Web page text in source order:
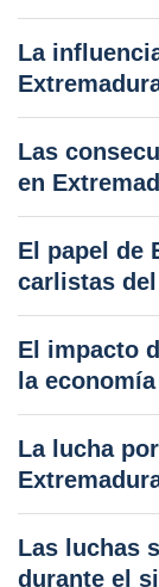
La
Las
en
El papel de
carlistas
El impacto
la
La lucha
Las luchas
durante el